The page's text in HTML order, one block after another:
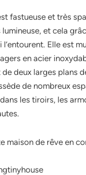
fastueuse et très
et cela
Elle est
en acier
deux larges plans
de nombreux
les tiroirs, les